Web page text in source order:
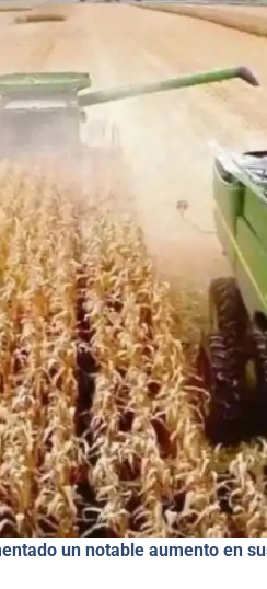
un notable aumento en